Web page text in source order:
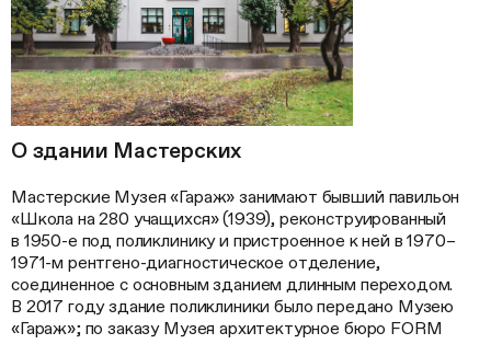
О здании Мастерских
Мастерские Музея «Гараж» занимают бывший павильон
«Школа на 280 учащихся» (1939), реконструированный
в 1950-е под поликлинику и пристроенное к ней в 1970–
1971-м рентгено-диагностическое отделение,
соединенное с основным зданием длинным переходом.
В 2017 году здание поликлиники было передано Музею
«Гараж»; по заказу Музея архитектурное бюро FORM